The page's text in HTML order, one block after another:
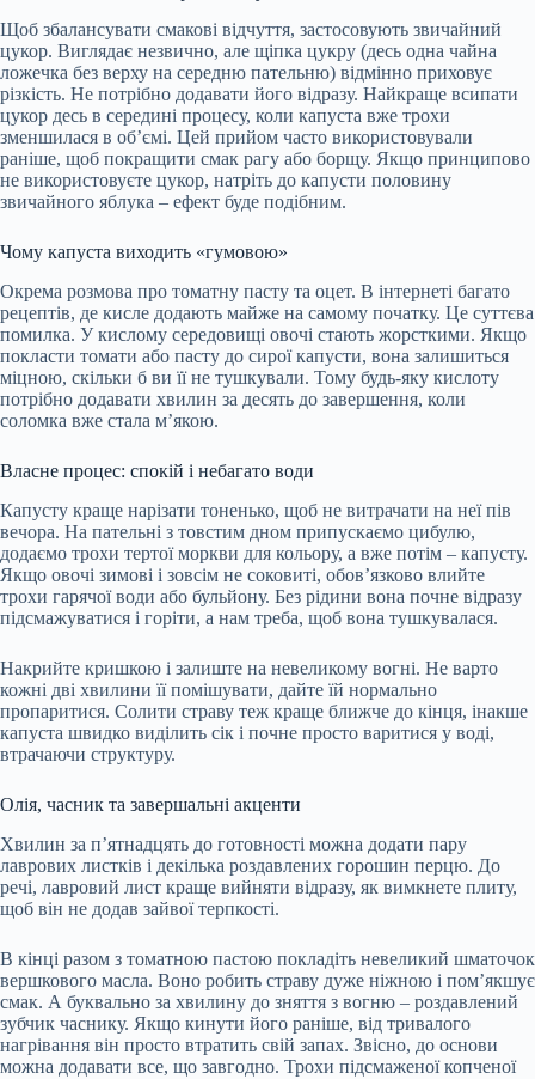
Щоб збалансувати смакові відчуття, застосовують звичайний
цукор. Виглядає незвично, але щіпка цукру (десь одна чайна
ложечка без верху на середню пательню) відмінно приховує
різкість. Не потрібно додавати його відразу. Найкраще всипати
цукор десь в середині процесу, коли капуста вже трохи
зменшилася в об’ємі. Цей прийом часто використовували
раніше, щоб покращити смак рагу або борщу. Якщо принципово
не використовуєте цукор, натріть до капусти половину
звичайного яблука – ефект буде подібним.
Чому капуста виходить «гумовою»
Окрема розмова про томатну пасту та оцет. В інтернеті багато
рецептів, де кисле додають майже на самому початку. Це суттєва
помилка. У кислому середовищі овочі стають жорсткими. Якщо
покласти томати або пасту до сирої капусти, вона залишиться
міцною, скільки б ви її не тушкували. Тому будь-яку кислоту
потрібно додавати хвилин за десять до завершення, коли
соломка вже стала м’якою.
Власне процес: спокій і небагато води
Капусту краще нарізати тоненько, щоб не витрачати на неї пів
вечора. На пательні з товстим дном припускаємо цибулю,
додаємо трохи тертої моркви для кольору, а вже потім – капусту.
Якщо овочі зимові і зовсім не соковиті, обов’язково влийте
трохи гарячої води або бульйону. Без рідини вона почне відразу
підсмажуватися і горіти, а нам треба, щоб вона тушкувалася.
Накрийте кришкою і залиште на невеликому вогні. Не варто
кожні дві хвилини її помішувати, дайте їй нормально
пропаритися. Солити страву теж краще ближче до кінця, інакше
капуста швидко виділить сік і почне просто варитися у воді,
втрачаючи структуру.
Олія, часник та завершальні акценти
Хвилин за п’ятнадцять до готовності можна додати пару
лаврових листків і декілька роздавлених горошин перцю. До
речі, лавровий лист краще вийняти відразу, як вимкнете плиту,
щоб він не додав зайвої терпкості.
В кінці разом з томатною пастою покладіть невеликий шматочок
вершкового масла. Воно робить страву дуже ніжною і пом’якшує
смак. А буквально за хвилину до зняття з вогню – роздавлений
зубчик часнику. Якщо кинути його раніше, від тривалого
нагрівання він просто втратить свій запах. Звісно, до основи
можна додавати все, що завгодно. Трохи підсмаженої копченої